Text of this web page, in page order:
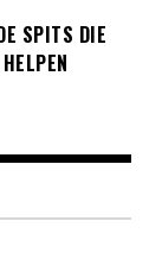
SPITS DIE